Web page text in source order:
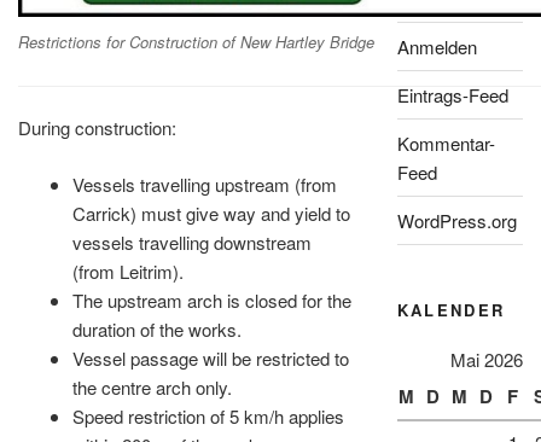
Restrictions for Construction of New Hartley Bridge
During construction:
Vessels travelling upstream (from
Carrick) must give way and yield to
vessels travelling downstream
(from Leitrim).
The upstream arch is closed for the
duration of the works.
Vessel passage will be restricted to
the centre arch only.
Speed restriction of 5 km/h applies
Anmelden
Eintrags-Feed
Kommentar-
Feed
WordPress.org
KALENDER
Mai 2026
M D M D F